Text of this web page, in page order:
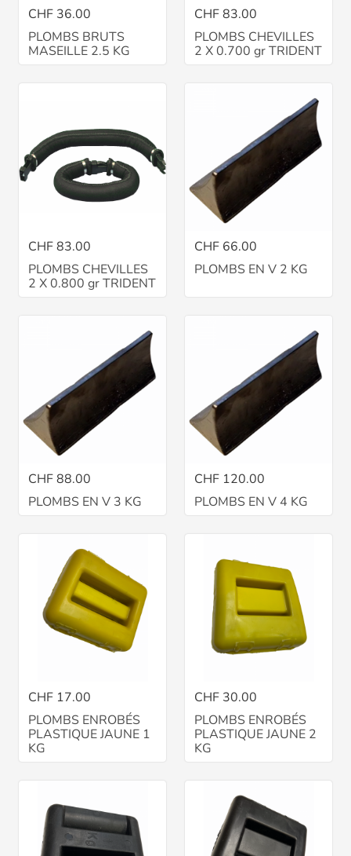
CHF 36.00
PLOMBS BRUTS
MASEILLE 2.5 KG
CHF 83.00
PLOMBS CHEVILLES
2 X 0.700 gr TRIDENT
CHF 83.00
PLOMBS CHEVILLES
2 X 0.800 gr TRIDENT
CHF 66.00
PLOMBS EN V 2 KG
CHF 88.00
PLOMBS EN V 3 KG
CHF 120.00
PLOMBS EN V 4 KG
CHF 17.00
PLOMBS ENROBÉS
PLASTIQUE JAUNE 1
KG
CHF 30.00
PLOMBS ENROBÉS
PLASTIQUE JAUNE 2
KG